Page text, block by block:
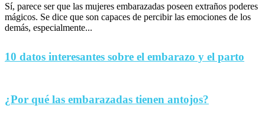
Sí, parece ser que las mujeres embarazadas poseen extraños poderes
mágicos. Se dice que son capaces de percibir las emociones de los
demás, especialmente...
10 datos interesantes sobre el embarazo y el parto
¿Por qué las embarazadas tienen antojos?